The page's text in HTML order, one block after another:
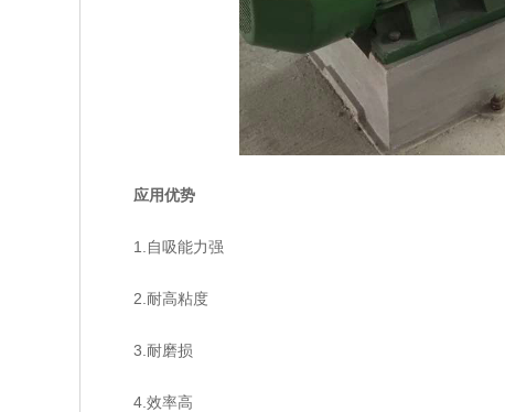
应用优势
1.自吸能力强
2.耐高粘度
3.耐磨损
4.效率高